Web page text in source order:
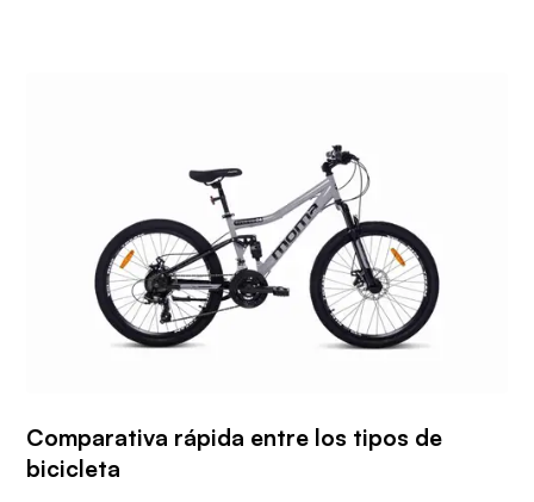
Comparativa rápida entre los tipos de
bicicleta